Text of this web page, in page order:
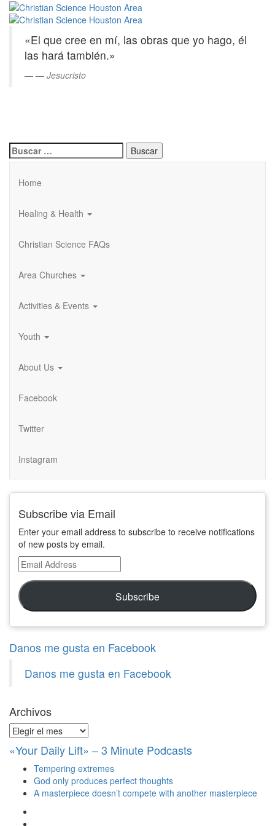
Saltar
principal
Christian
Science
Houston
Area
«El que cree en mí, las obras que yo hago, él
las hará también.»
— Jesucristo
Buscar:
Home
Healing & Health
Christian Science FAQs
Area Churches
Activities & Events
Youth
About Us
Facebook
Twitter
Instagram
Subscribe via Email
Enter your email address to subscribe to receive notifications
of new posts by email.
Email
Address
Subscribe
Danos me gusta en Facebook
Danos me gusta en Facebook
Archivos
Archivos
«Your Daily Lift» – 3 Minute Podcasts
Tempering extremes
God only produces perfect thoughts
A masterpiece doesn’t compete with another masterpiece